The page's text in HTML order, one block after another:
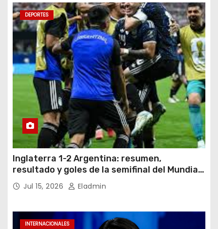
DEPORTES
Inglaterra 1-2 Argentina: resumen,
resultado y goles de la semifinal del Mundial
2026Jul 15, 2026 Eladmin
INTERNACIONALES